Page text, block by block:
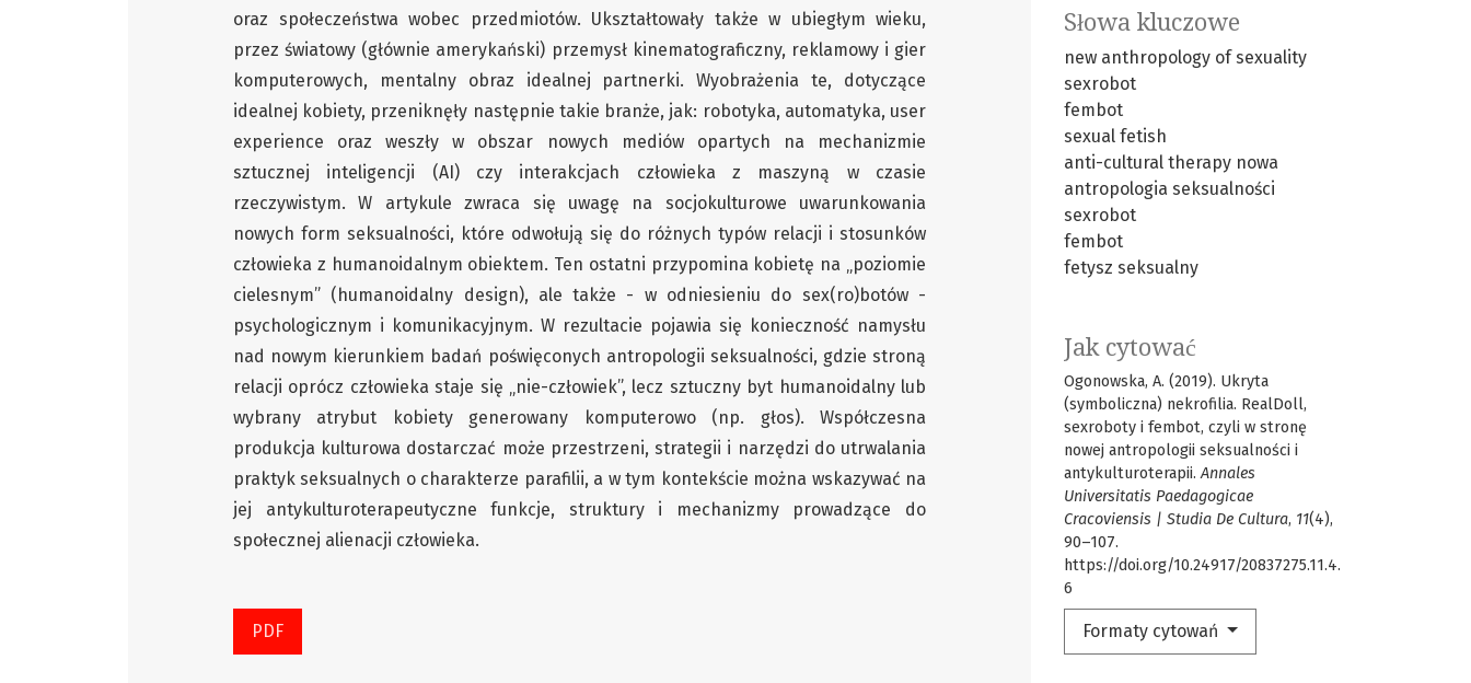
Słowa kluczowe
new anthropology of sexuality
sexrobot
fembot
sexual fetish
anti-cultural therapy nowa
antropologia seksualności
sexrobot
fembot
fetysz seksualny
Jak cytować
Ogonowska, A. (2019). Ukryta
(symboliczna) nekrofilia. RealDoll,
sexroboty i fembot, czyli w stronę
nowej antropologii seksualności i
antykulturoterapii.Annales
Universitatis Paedagogicae
Cracoviensis | Studia De Cultura, 11(4),
90–107.
https://doi.org/10.24917/20837275.11.4.
6
Formaty cytowań
oraz społeczeństwa wobec przedmiotów. Ukształtowały także w ubiegłym wieku,
przez światowy (głównie amerykański) przemysł kinematograficzny, reklamowy i gier
komputerowych, mentalny obraz idealnej partnerki. Wyobrażenia te, dotyczące
idealnej kobiety, przeniknęły następnie takie branże, jak: robotyka, automatyka, user
experience oraz weszły w obszar nowych mediów opartych na mechanizmie
sztucznej inteligencji (AI) czy interakcjach człowieka z maszyną w czasie
rzeczywistym. W artykule zwraca się uwagę na socjokulturowe uwarunkowania
nowych form seksualności, które odwołują się do różnych typów relacji i stosunków
człowieka z humanoidalnym obiektem. Ten ostatni przypomina kobietę na „poziomie
cielesnym” (humanoidalny design), ale także - w odniesieniu do sex(ro)botów -
psychologicznym i komunikacyjnym. W rezultacie pojawia się konieczność namysłu
nad nowym kierunkiem badań poświęconych antropologii seksualności, gdzie stroną
relacji oprócz człowieka staje się „nie-człowiek”, lecz sztuczny byt humanoidalny lub
wybrany atrybut kobiety generowany komputerowo (np. głos). Współczesna
produkcja kulturowa dostarczać może przestrzeni, strategii i narzędzi do utrwalania
praktyk seksualnych o charakterze parafilii, a w tym kontekście można wskazywać na
jej antykulturoterapeutyczne funkcje, struktury i mechanizmy prowadzące do
społecznej alienacji człowieka.
PDF